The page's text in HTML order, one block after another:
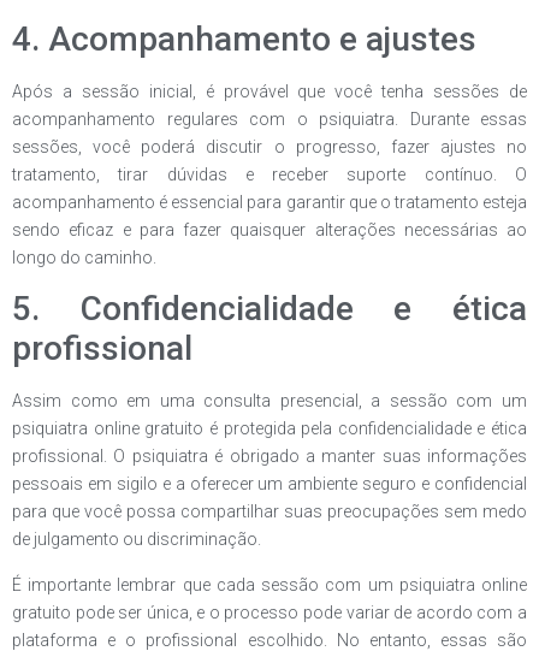
4. Acompanhamento e ajustes
Após a sessão inicial, é provável que você tenha sessões de
acompanhamento regulares com o psiquiatra. Durante essas
sessões, você poderá discutir o progresso, fazer ajustes no
tratamento, tirar dúvidas e receber suporte contínuo. O
acompanhamento é essencial para garantir que o tratamento esteja
sendo eficaz e para fazer quaisquer alterações necessárias ao
longo do caminho.
5. Confidencialidade e ética
profissional
Assim como em uma consulta presencial, a sessão com um
psiquiatra online gratuito é protegida pela confidencialidade e ética
profissional. O psiquiatra é obrigado a manter suas informações
pessoais em sigilo e a oferecer um ambiente seguro e confidencial
para que você possa compartilhar suas preocupações sem medo
de julgamento ou discriminação.
É importante lembrar que cada sessão com um psiquiatra online
gratuito pode ser única, e o processo pode variar de acordo com a
plataforma e o profissional escolhido. No entanto, essas são